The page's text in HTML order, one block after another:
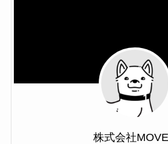
株式会社